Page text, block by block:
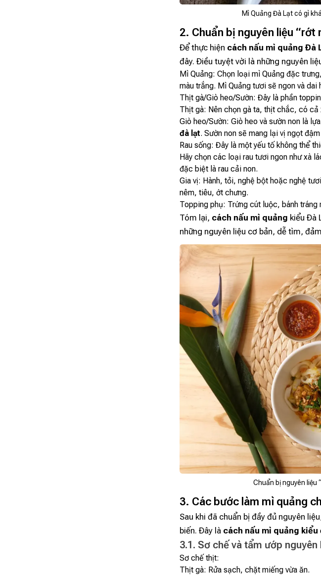
Mì Quảng Đà Lạt có gì
2. Chuẩn bị nguyên liệu
Để thực hiện cách nấu mì quảng Đà
đây. Điều tuyệt vời là những nguyên
Mì Quảng: Chọn loại mì Quảng đặc
màu trắng. Mì Quảng tươi sẽ ngon và dai
Thịt gà/Giò heo/Sườn: Đây là phần
Thịt gà: Nên chọn gà ta, thịt chắc, có
Giò heo/Sườn: Giò heo và sườn non là
đà lạt. Sườn non sẽ mang lại vị ngọt
Rau sống: Đây là một yếu tố không thể
Hãy chọn các loại rau tươi ngon như xà
đặc biệt là rau cải non.
Gia vị: Hành, tỏi, nghệ bột hoặc nghệ
nêm, tiêu, ớt chưng.
Topping phụ: Trứng cút luộc, bánh tráng
Tóm lại, cách nấu mì quảng kiểu Đà
những nguyên liệu cơ bản, dễ tìm,
Chuẩn bị nguyên liệu
3. Các bước làm mì quảng
Sau khi đã chuẩn bị đầy đủ nguyên
biến. Đây là cách nấu mì quảng kiểu
3.1. Sơ chế và tẩm ướp nguyên
Sơ chế thịt:
Thịt gà: Rửa sạch, chặt miếng vừa ăn.